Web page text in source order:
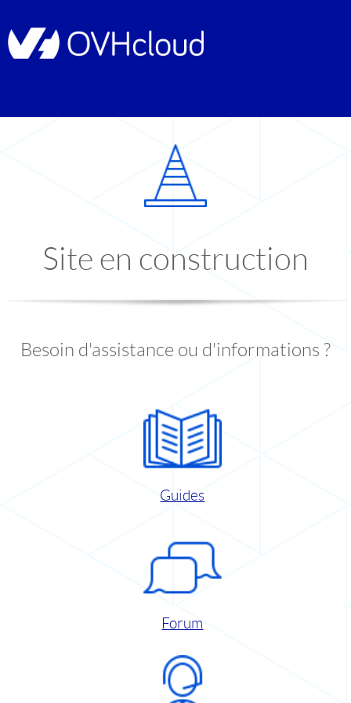
Site en construction
Besoin d'assistance ou d'informations ?
Guides
Forum